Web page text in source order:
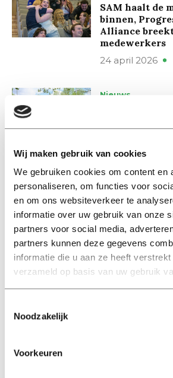
Wij maken gebruik van cookies
We gebruiken cookies om content en
personaliseren, om functies voor
en om ons websiteverkeer te
informatie over uw gebruik van onze
partners voor social media,
partners kunnen deze gegevens
informatie die u aan ze heeft
verzameld op basis van uw gebruik
Noodzakelijk
Voorkeuren
SAM haalt de
binnen,
Alliance
medewerkers
24 april 2026
Nieuws
Weer minder
stembus voor
21 april 2026
News
Third term for
board chair
statute
26 februari 2026
Nieuws
Derde termijn